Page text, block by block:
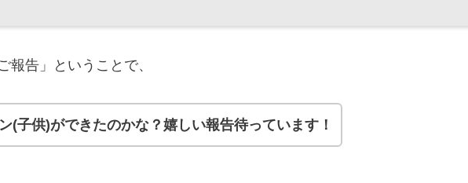
報告」ということで、
(子供)ができたのかな？嬉しい報告待っています！